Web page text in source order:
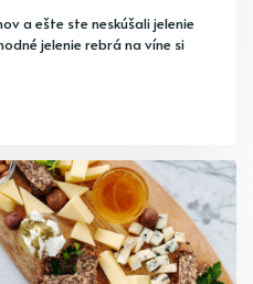
a ešte ste neskúšali jelenie
jelenie rebrá na víne si